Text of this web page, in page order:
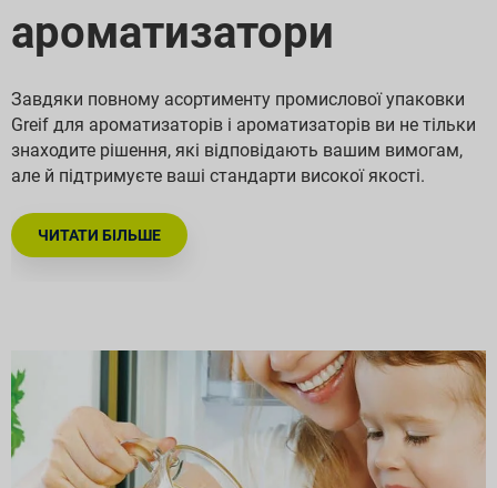
ароматизатори
Завдяки повному асортименту промислової упаковки
Greif для ароматизаторів і ароматизаторів ви не тільки
знаходите рішення, які відповідають вашим вимогам,
але й підтримуєте ваші стандарти високої якості.
ЧИТАТИ БІЛЬШЕ